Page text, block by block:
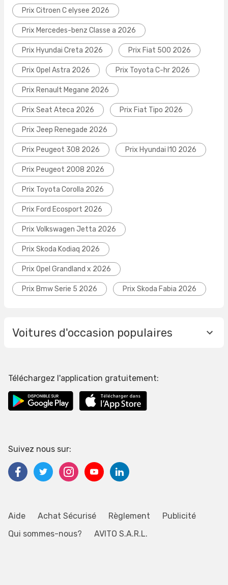
Prix Citroen C elysee 2026
Prix Mercedes-benz Classe a 2026
Prix Hyundai Creta 2026 Prix Fiat 500 2026
Prix Opel Astra 2026 Prix Toyota C-hr 2026
Prix Renault Megane 2026
Prix Seat Ateca 2026 Prix Fiat Tipo 2026
Prix Jeep Renegade 2026
Prix Peugeot 308 2026 Prix Hyundai I10 2026
Prix Peugeot 2008 2026
Prix Toyota Corolla 2026
Prix Ford Ecosport 2026
Prix Volkswagen Jetta 2026
Prix Skoda Kodiaq 2026
Prix Opel Grandland x 2026
Prix Bmw Serie 5 2026 Prix Skoda Fabia 2026
Voitures d'occasion populaires
Aide Achat Sécurisé Règlement
Publicité
Qui sommes-nous?
AVITO S.A.R.L.
Téléchargez l'application gratuitement:
Suivez nous sur: